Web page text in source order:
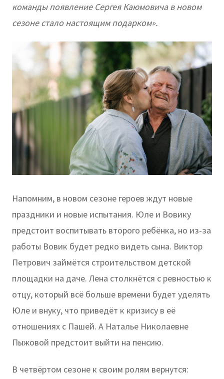
команды появление Сергея Каюмовича в новом
сезоне стало настоящим подарком».
Напомним, в новом сезоне героев ждут новые
праздники и новые испытания. Юле и Вовику
предстоит воспитывать второго ребёнка, но из-за
работы Вовик будет редко видеть сына. Виктор
Петрович займётся строительством детской
площадки на даче. Лена столкнётся с ревностью к
отцу, который всё больше времени будет уделять
Юле и внуку, что приведёт к кризису в её
отношениях с Пашей. А Наталье Николаевне
Пыжовой предстоит выйти на пенсию.
В четвёртом сезоне к своим ролям вернутся: